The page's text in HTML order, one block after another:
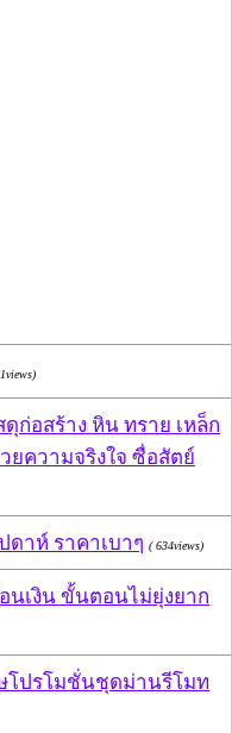
ก่อสร้าง หิน ทราย เหล็ก
ยความจริงใจ ซื่อสัตย์
ดาห์ ราคาเบาๆ ( 634views)
นเงิน ขั้นตอนไม่ยุ่งยาก
โปรโมชั่นชุดม่านรีโมท